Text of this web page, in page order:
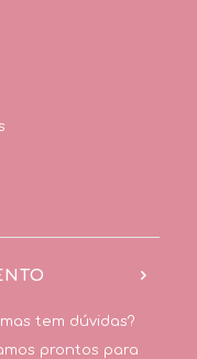
tem dúvidas?
prontos para